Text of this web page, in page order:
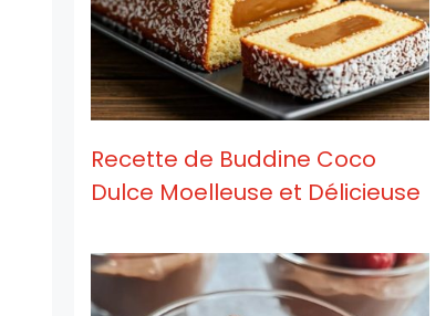
Recette de Buddine Coco
Dulce Moelleuse et Délicieuse